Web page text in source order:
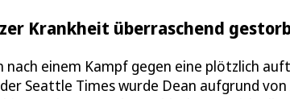
Krankheit überraschend
einem Kampf gegen eine plötzlich
Seattle Times wurde Dean aufgrund